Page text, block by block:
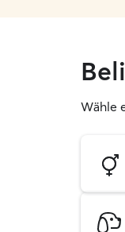
Wähle